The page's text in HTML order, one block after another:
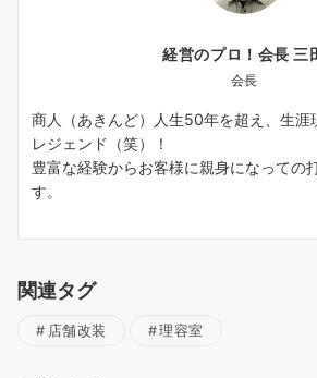
経営のプロ！会長 三
会長
商人（あきんど）人生50年を超え、生涯
レジェンド（笑）！
豊富な経験からお客様に親身になっての
す。
関連タグ
店舗改装 理容室